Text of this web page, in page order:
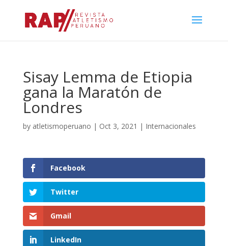
Sisay Lemma de Etiopia
gana la Maratón de
Londres
by atletismoperuano | Oct 3, 2021 | Internacionales
Facebook
Twitter
Gmail
LinkedIn